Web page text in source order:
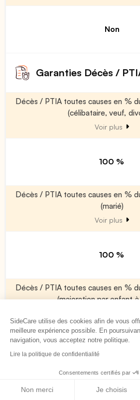
Non
Garanties Décès /
Décès / PTIA toutes causes en %
(célibataire, veuf,
Voir plus
100 %
Décès / PTIA toutes causes en %
(marié)
Voir plus
100 %
Décès / PTIA toutes causes en %
(majoration par enfant
Voir plus
SideCare utilise des cookies afin de vous
meilleure expérience possible. En
navigation, vous acceptez notre politique.
Lire la politique de confidentialité
Consentements certifiés par
Non merci Je choisis